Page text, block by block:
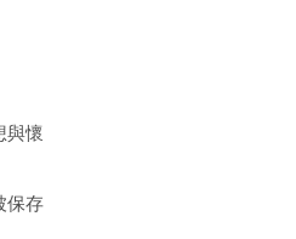
與懷
保存